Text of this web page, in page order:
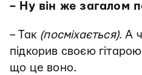
– Ну він же загалом
– Так (посміхається). А
підкорив своєю
що це воно.